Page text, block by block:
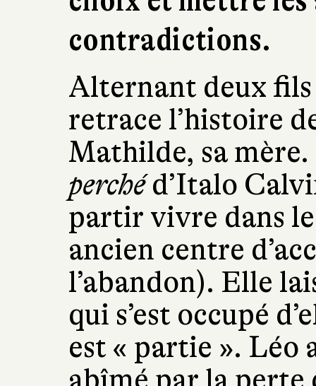
contradictions.
Alternant deux
retrace l’histoire
Mathilde, sa
perchéd’Italo
partir vivre dans
ancien centre
l’abandon). Elle
qui s’est occupé
est « partie ». Léo